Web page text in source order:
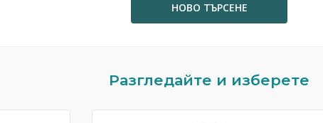
НОВО ТЪРСЕНЕ
Разгледайте и изберете